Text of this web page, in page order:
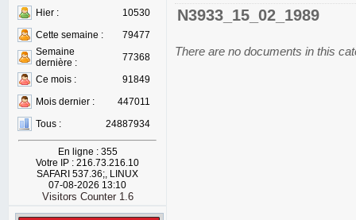
Hier :
10530
Cette semaine :
79477
Semaine
dernière :
77368
Ce mois :
91849
Mois dernier :
447011
Tous :
24887934
En ligne : 355
Votre IP : 216.73.216.10
SAFARI 537.36;, LINUX
07-08-2026 13:10
Visitors Counter 1.6
N3933_15_02_1989
There are no documents in this